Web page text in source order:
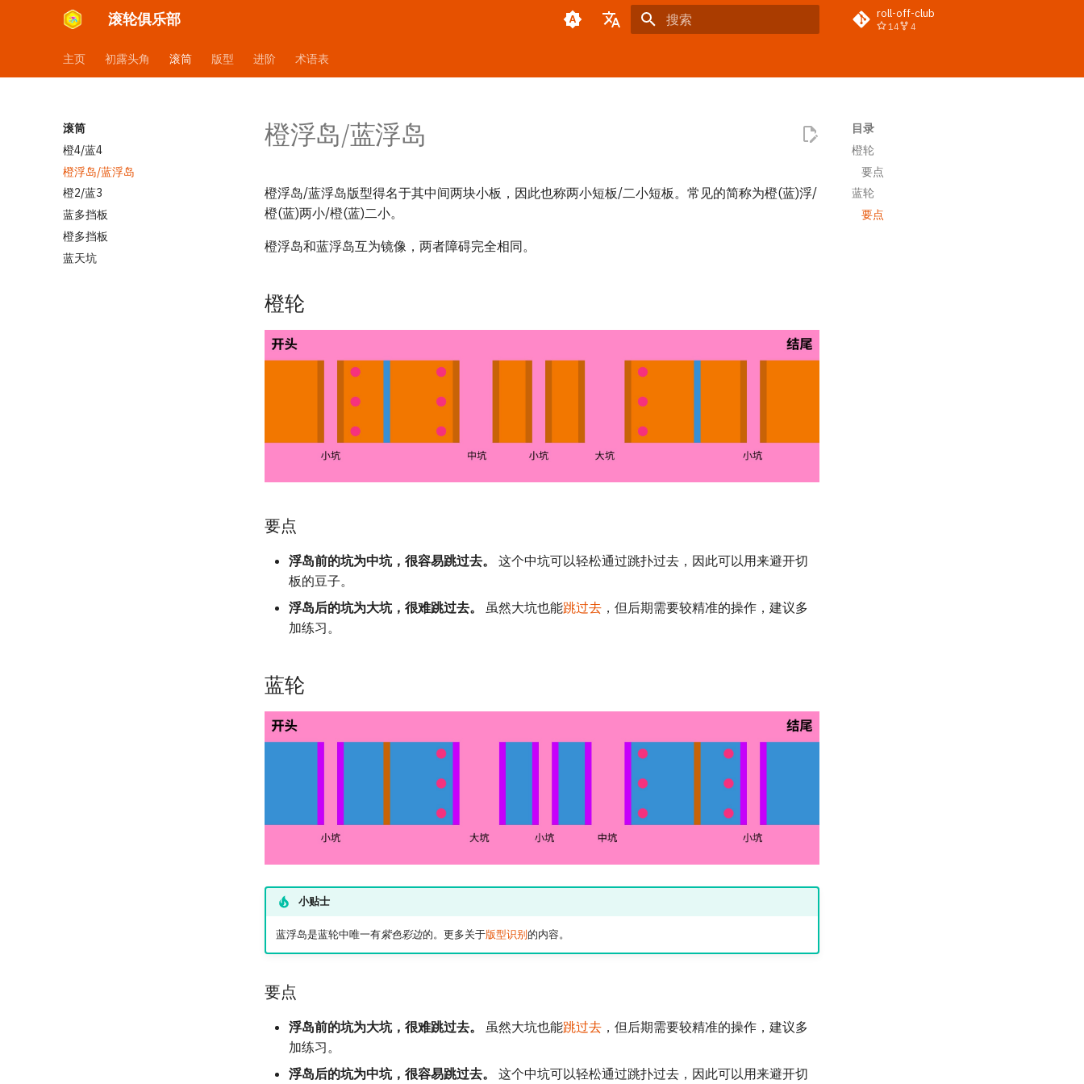
滚轮俱乐部 roll-off-club
14 4
主页 初露头角 滚筒 版型 进阶 术语表
滚筒
橙4/蓝4
橙浮岛/蓝浮岛
橙2/蓝3
蓝多挡板
橙多挡板
蓝天坑
目录
橙轮
要点
蓝轮
要点
橙浮岛/蓝浮岛
橙浮岛/蓝浮岛版型得名于其中间两块小板，因此也称两小短板/二小短板。常见的简称为橙(蓝)浮/
橙(蓝)两小/橙(蓝)二小。
橙浮岛和蓝浮岛互为镜像，两者障碍完全相同。
橙轮
要点
浮岛前的坑为中坑，很容易跳过去。
这个中坑可以轻松通过跳扑过去，因此可以用来避开切
板的豆子。
浮岛后的坑为大坑，很难跳过去。
虽然大坑也能跳过去 ，但后期需要较精准的操作，建议多
加练习。
蓝轮
小贴士
蓝浮岛是蓝轮中唯一有紫色彩边的。更多关于版型识别的内容。
要点
浮岛前的坑为大坑，很难跳过去。 虽然大坑也能跳过去 ，但后期需要较精准的操作，建议多
加练习。
浮岛后的坑为中坑，很容易跳过去。
这个中坑可以轻松通过跳扑过去，因此可以用来避开切